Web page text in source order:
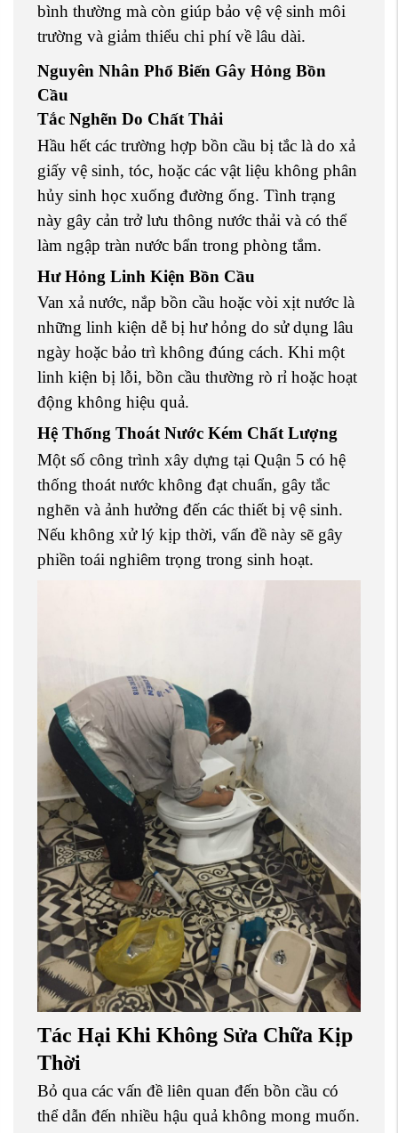
bình thường mà còn giúp bảo vệ vệ sinh môi
trường và giảm thiểu chi phí về lâu dài.
Nguyên Nhân Phổ Biến Gây Hỏng Bồn
Cầu
Tắc Nghẽn Do Chất Thải
Hầu hết các trường hợp bồn cầu bị tắc là do xả
giấy vệ sinh, tóc, hoặc các vật liệu không phân
hủy sinh học xuống đường ống. Tình trạng
này gây cản trở lưu thông nước thải và có thể
làm ngập tràn nước bẩn trong phòng tắm.
Hư Hỏng Linh Kiện Bồn Cầu
Van xả nước, nắp bồn cầu hoặc vòi xịt nước là
những linh kiện dễ bị hư hỏng do sử dụng lâu
ngày hoặc bảo trì không đúng cách. Khi một
linh kiện bị lỗi, bồn cầu thường rò rỉ hoặc hoạt
động không hiệu quả.
Hệ Thống Thoát Nước Kém Chất Lượng
Một số công trình xây dựng tại Quận 5 có hệ
thống thoát nước không đạt chuẩn, gây tắc
nghẽn và ảnh hưởng đến các thiết bị vệ sinh.
Nếu không xử lý kịp thời, vấn đề này sẽ gây
phiền toái nghiêm trọng trong sinh hoạt.
Tác Hại Khi Không Sửa Chữa Kịp
Thời
Bỏ qua các vấn đề liên quan đến bồn cầu có
thể dẫn đến nhiều hậu quả không mong muốn.